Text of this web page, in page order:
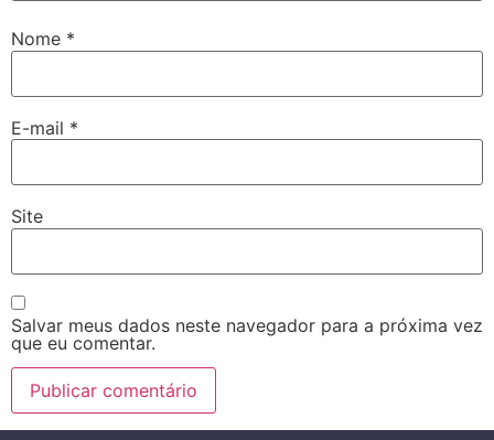
Nome *
E-mail *
Site
Salvar meus dados neste navegador para a próxima vez
que eu comentar.